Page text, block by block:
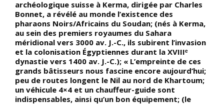
archéologique suisse à Kerma, dirigée par Charles
Bonnet, a révélé au monde l’existence des
pharaons Noirs/Africains du Soudan; (nés à Kerma,
au sein des premiers royaumes du Sahara
méridional vers 3000 av. J.-C., ils subirent l’invasion
et la colonisation Égyptiennes durant la XVIIIᵉ
dynastie vers 1400 av. J.-C.); « L’empreinte de ces
grands bâtisseurs nous fascine encore aujourd’hui;
peu de routes longent le Nil au nord de Khartoum;
un véhicule 4×4 et un chauffeur-guide sont
indispensables, ainsi qu’un bon équipement; (le